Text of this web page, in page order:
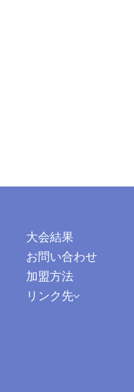
大会結果
お問い合わせ
加盟方法
リンク先